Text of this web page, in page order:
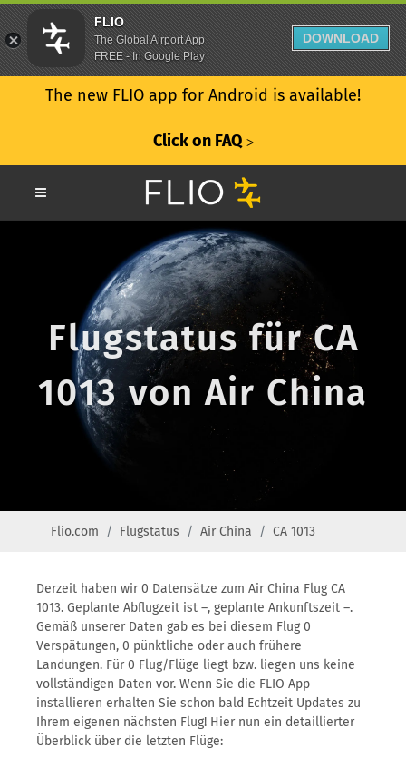
The new FLIO app for Android is available!
Click on FAQ ᐳ
Flugstatus für CA
1013 von Air China
Flio.com Flugstatus Air China CA 1013
Derzeit haben wir 0 Datensätze zum Air China Flug CA
1013. Geplante Abflugzeit ist –, geplante Ankunftszeit –.
Gemäß unserer Daten gab es bei diesem Flug 0
Verspätungen, 0 pünktliche oder auch frühere
Landungen. Für 0 Flug/Flüge liegt bzw. liegen uns keine
vollständigen Daten vor. Wenn Sie die FLIO App
installieren erhalten Sie schon bald Echtzeit Updates zu
Ihrem eigenen nächsten Flug! Hier nun ein detaillierter
Überblick über die letzten Flüge:
FLIO
The Global Airport App
FREE - In Google Play
DOWNLOAD